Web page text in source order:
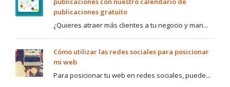
publicaciones gratuito
¿Quieres atraer más clientes a tu negocio y man...
Cómo utilizar las redes sociales para posicionar
mi web
Para posicionar tu web en redes sociales, puede...